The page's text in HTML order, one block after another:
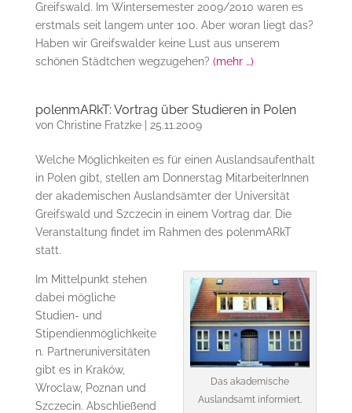
Greifswald. Im Wintersemester 2009/2010 waren es
erstmals seit langem unter 100. Aber woran liegt das?
Haben wir Greifswalder keine Lust aus unserem
schönen Städtchen wegzugehen? (mehr …)
polenmARkT: Vortrag über Studieren in Polen
von Christine Fratzke| 25.11.2009
Welche Möglichkeiten es für einen Auslandsaufenthalt
in Polen gibt, stellen am Donnerstag MitarbeiterInnen
der akademischen Auslandsämter der Universität
Greifswald und Szczecin in einem Vortrag dar. Die
Veranstaltung findet im Rahmen des polenmARkT
statt.
Das akademische
Auslandsamt informiert.
Im Mittelpunkt stehen
dabei mögliche
Studien- und
Stipendienmöglichkeite
n. Partneruniversitäten
gibt es in Kraków,
Wroclaw, Poznan und
Szczecin. Abschließend